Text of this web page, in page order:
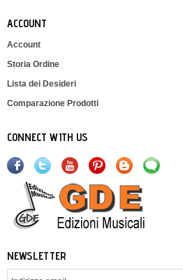
ACCOUNT
Account
Storia Ordine
Lista dei Desideri
Comparazione Prodotti
CONNECT WITH US
NEWSLETTER